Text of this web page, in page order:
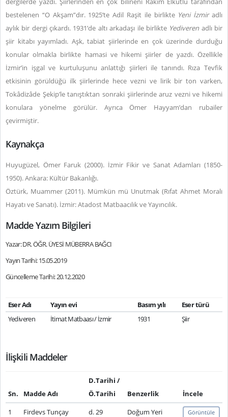
bestelenen “O Akşam”dır. 1925’te Adil Raşit ile birlikte Yeni İzmiradlı
aylık bir dergi çıkardı. 1931’de altı arkadaşı ile birlikte Yediveren adlı bir
şiir kitabı yayımladı. Aşk, tabiat şiirlerinde en çok üzerinde durduğu
konular olmakla birlikte hamasi ve hikemi şiirler de yazdı. Özellikle
İzmir’in işgal ve kurtuluşunu anlattığı şiirleri ile tanındı. Rıza Tevfik
etkisinin görüldüğü ilk şiirlerinde hece vezni ve lirik bir ton varken,
Tokâdizâde Şekip’le tanıştıktan sonraki şiirlerinde aruz vezni ve hikemi
konulara yönelme görülür. Ayrıca Ömer Hayyam’dan rubailer
çevirmiştir.
Kaynakça
Huyugüzel, Ömer Faruk (2000). İzmir Fikir ve Sanat Adamları (1850-
1950). Ankara: Kültür Bakanlığı.
Öztürk, Muammer (2011). Mümkün mü Unutmak (Rıfat Ahmet Moralı
Hayatı ve Sanatı). İzmir: Atadost Matbaacılık ve Yayıncılık.
Madde Yazım Bilgileri
Yazar: DR. ÖĞR. ÜYESİ MÜBERRA BAĞCI
Yayın Tarihi: 15.05.2019
Güncelleme Tarihi: 20.12.2020
Eser Adı Yayın evi Basım yılı
Eser türü
Yediveren
İtimat Matbaası / İzmir 1931 Şiir
İlişkili Maddeler
Sn. Madde Adı
D.Tarihi /
Ö.Tarihi
Benzerlik
İncele
1
Firdevs Tunçay
d. 29
Doğum Yeri Görüntüle